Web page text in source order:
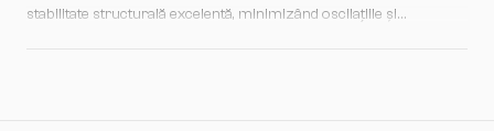
stabilitate structurală excelentă, minimizând oscilațiile și